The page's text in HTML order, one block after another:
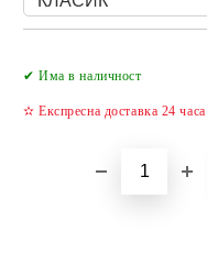
✔ Има в наличност
✫ Експресна доставка 24 часа